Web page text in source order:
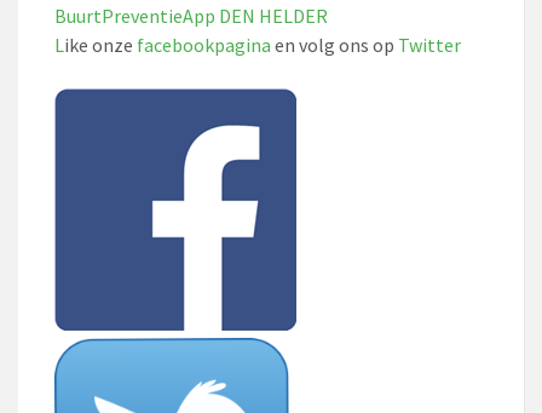
BuurtPreventieApp DEN HELDER
Like onze facebookpagina en volg ons op Twitter